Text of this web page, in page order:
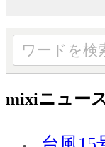
mixiニュー